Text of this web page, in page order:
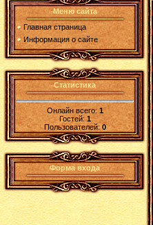
Меню сайта
Главная страница
Информация о сайте
Статистика
Онлайн всего:1
Гостей:1
Пользователей: 0
Форма входа